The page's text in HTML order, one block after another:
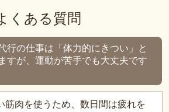
くある質問
行の仕事は「体力的にきつい」と
すが、運動が苦手でも大丈夫です
筋肉を使うため、数日間は疲れを